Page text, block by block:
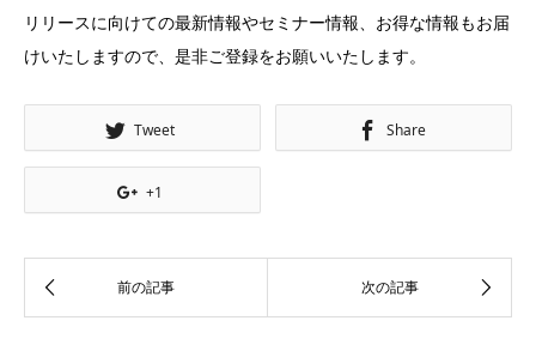
リリースに向けての最新情報やセミナー情報、お得な情報もお届
けいたしますので、是非ご登録をお願いいたします。
Tweet Share
+1